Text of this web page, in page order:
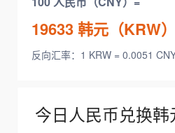
19633韩元（KRW）
反向汇率：1 KRW = 0.0051
今日人民币兑换韩